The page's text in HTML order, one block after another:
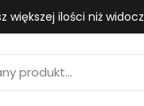
większej ilości niż